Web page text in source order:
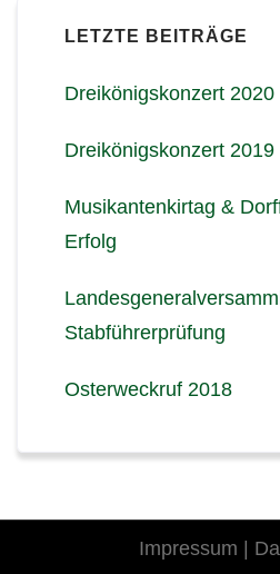
LETZTE BEITRÄGE
Dreikönigskonzert 2020
Dreikönigskonzert 2019
Musikantenkirtag &
Erfolg
Stabführerprüfung
Osterweckruf 2018
Impressum